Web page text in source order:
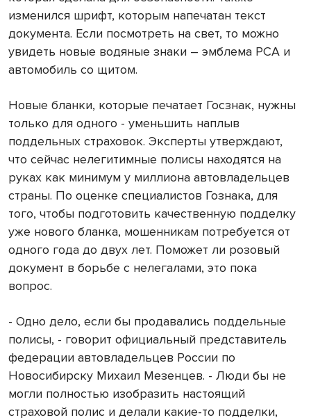
изменился шрифт, которым напечатан текст
документа. Если посмотреть на свет, то можно
увидеть новые водяные знаки – эмблема РСА и
автомобиль со щитом.
Новые бланки, которые печатает Госзнак, нужны
только для одного - уменьшить наплыв
поддельных страховок. Эксперты утверждают,
что сейчас нелегитимные полисы находятся на
руках как минимум у миллиона автовладельцев
страны. По оценке специалистов Гознака, для
того, чтобы подготовить качественную подделку
уже нового бланка, мошенникам потребуется от
одного года до двух лет. Поможет ли розовый
документ в борьбе с нелегалами, это пока
вопрос.
- Одно дело, если бы продавались поддельные
полисы, - говорит официальный представитель
федерации автовладельцев России по
Новосибирску Михаил Мезенцев. - Люди бы не
могли полностью изобразить настоящий
страховой полис и делали какие-то подделки,